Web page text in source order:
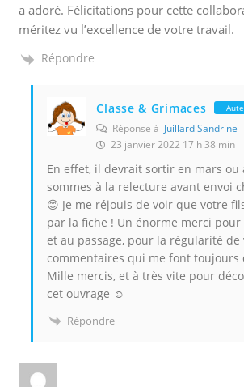
a adoré. Félicitations pour cette
méritez vu l’excellence de votre travail.
Répondre
Classe & Grimaces
Réponse à Juillard Sandrine
23 janvier 2022 17 h 38 min
En effet, il devrait sortir en mars ou
sommes à la relecture avant envoi
😊 Je me réjouis de voir que votre
par la fiche ! Un énorme merci
et au passage, pour la régularité de
commentaires qui me font
Mille mercis, et à très vite pour
cet ouvrage ☺️
Répondre